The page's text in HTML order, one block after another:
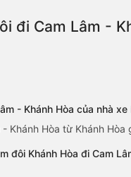
đi Cam Lâm -
- Khánh Hòa của nhà xe
Khánh Hòa từ Khánh
đôi Khánh Hòa đi Cam